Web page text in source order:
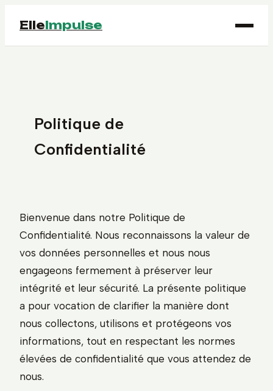
ElleImpulse
Politique de
Confidentialité
Bienvenue dans notre Politique de
Confidentialité. Nous reconnaissons la valeur de
vos données personnelles et nous nous
engageons fermement à préserver leur
intégrité et leur sécurité. La présente politique
a pour vocation de clarifier la manière dont
nous collectons, utilisons et protégeons vos
informations, tout en respectant les normes
élevées de confidentialité que vous attendez de
nous.